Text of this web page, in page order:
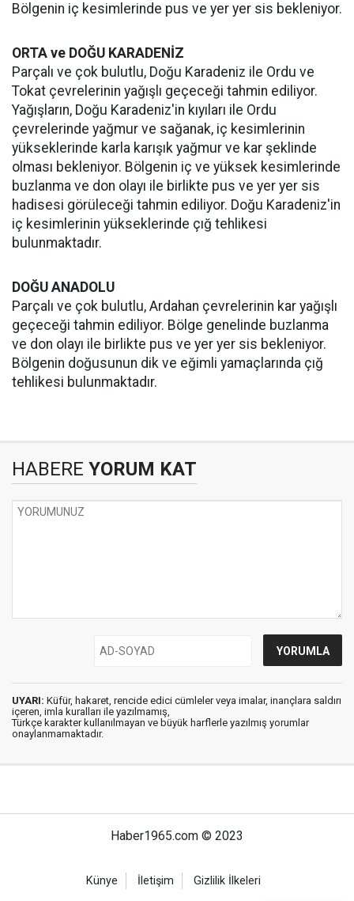
Bölgenin iç kesimlerinde pus ve yer yer sis bekleniyor.
ORTA ve DOĞU KARADENİZ
Parçalı ve çok bulutlu, Doğu Karadeniz ile Ordu ve
Tokat çevrelerinin yağışlı geçeceği tahmin ediliyor.
Yağışların, Doğu Karadeniz'in kıyıları ile Ordu
çevrelerinde yağmur ve sağanak, iç kesimlerinin
yükseklerinde karla karışık yağmur ve kar şeklinde
olması bekleniyor. Bölgenin iç ve yüksek kesimlerinde
buzlanma ve don olayı ile birlikte pus ve yer yer sis
hadisesi görüleceği tahmin ediliyor. Doğu Karadeniz'in
iç kesimlerinin yükseklerinde çığ tehlikesi
bulunmaktadır.
DOĞU ANADOLU
Parçalı ve çok bulutlu, Ardahan çevrelerinin kar yağışlı
geçeceği tahmin ediliyor. Bölge genelinde buzlanma
ve don olayı ile birlikte pus ve yer yer sis bekleniyor.
Bölgenin doğusunun dik ve eğimli yamaçlarında çığ
tehlikesi bulunmaktadır.
HABERE YORUM KAT
UYARI: Küfür, hakaret, rencide edici cümleler veya imalar, inançlara saldırı
içeren, imla kuralları ile yazılmamış,
Türkçe karakter kullanılmayan ve büyük harflerle yazılmış yorumlar
onaylanmamaktadır.
Haber1965.com © 2023
Künye İletişim Gizlilik İlkeleri